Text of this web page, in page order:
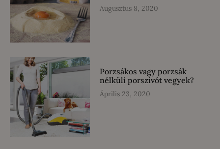
Augusztus 8, 2020
Porzsákos vagy porzsák
nélküli porszívót vegyek?
Április 23, 2020